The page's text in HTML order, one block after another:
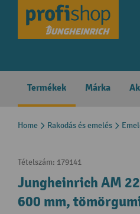
Skip to main navigation
Termékek Márka
Home Rakodás és emelés
Tételszám: 179141
Jungheinrich AM
600 mm,